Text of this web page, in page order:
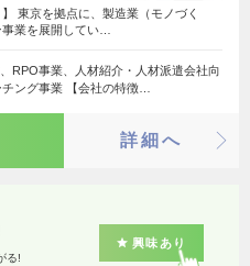
東京を拠点に、製造業（モノづく
業を展開してい…
RPO事業、人材紹介・人材派遣会社向
ング事業 【会社の特徴…
詳細へ
る!
興味あり